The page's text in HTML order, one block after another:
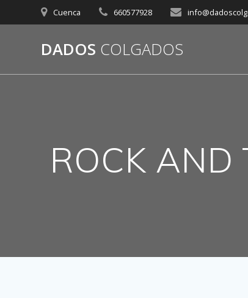
al
Cuenca 660577928
DADOS COLGADOS
ROCK AND